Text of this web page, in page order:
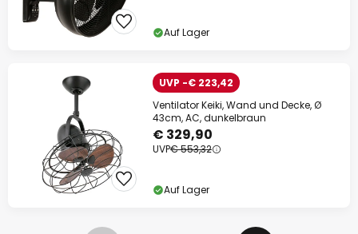
Auf Lager
UVP -€ 223,42
Ventilator Keiki, Wand und Decke, Ø
43cm, AC, dunkelbraun
€ 329,90
UVP€ 553,32
Auf Lager